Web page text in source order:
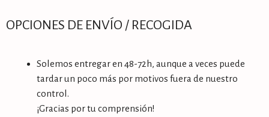
OPCIONES DE ENVÍO / RECOGIDA
Solemos entregar en 48-72h, aunque a veces puede
tardar un poco más por motivos fuera de nuestro
control.
¡Gracias por tu comprensión!